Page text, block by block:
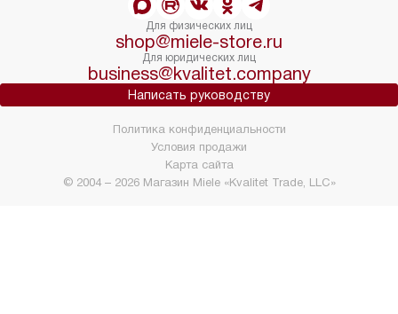
Для физических лиц
shop@miele-store.ru
Для юридических лиц
business@kvalitet.company
Написать руководству
© 2004 – 2026 Магазин Miele «Kvalitet Trade, LLC»
Политика конфиденциальности
Условия продажи
Карта сайта